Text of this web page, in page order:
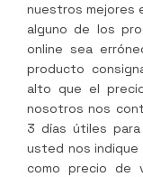
nuestros mejores
alguno de los
online sea
producto
alto que el
nosotros nos
3 días útiles
usted nos indique
como precio de